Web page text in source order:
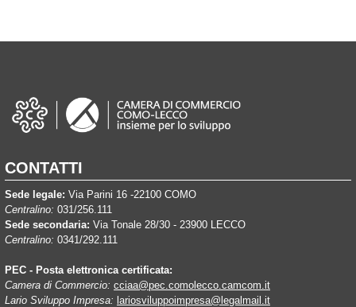
CONTATTI
Sede legale: Via Parini 16 -22100 COMO
Centralino: 031/256.111
Sede secondaria: Via Tonale 28/30 - 23900 LECCO
Centralino: 0341/292.111
PEC - Posta elettronica certificata:
Camera di Commercio: cciaa@pec.comolecco.camcom.it
Lario Sviluppo Impresa: lariosviluppoimpresa@legalmail.it